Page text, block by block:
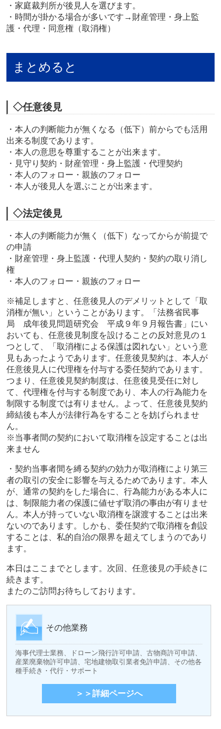
・家庭裁判所が後見人を選びます。
・時間が掛かる場合が多いです→財産管理・身上監
護・代理・同意権（取消権）
まとめると
◇任意後見
・本人の判断能力が無くなる（低下）前からでも活用
出来る制度であります。
・本人の意思を尊重することが出来ます。
・見守り契約・財産管理・身上監護・代理契約
・本人のフォロー・親族のフォロー
・本人が後見人を選ぶことが出来ます。
◇法定後見
・本人の判断能力が無く（低下）なってからが前提で
の申請
・財産管理・身上監護・代理人契約・契約の取り消し
権
・本人のフォロー・親族のフォロー
※補足しますと、任意後見人のデメリットとして「取
消権が無い」ということがあります。「法務省民事
局 成年後見問題研究会 平成９年９月報告書」にい
おいても、任意後見制度を設けることの反対意見の１
つとして、「取消権による保護は図れない」という意
見もあったようであります。任意後見契約は、本人が
任意後見人に代理権を付与する委任契約であります。
つまり、任意後見契約制度は、任意後見受任に対し
て、代理権を付与する制度であり、本人の行為能力を
制限する制度では有りません。よって、任意後見契約
締結後も本人が法律行為をすることを妨げられませ
ん。
※当事者間の契約において取消権を設定することは出
来ません
・契約当事者間を縛る契約の効力が取消権により第三
者の取引の安全に影響を与えるためであります。本人
が、通常の契約をした場合に、行為能力がある本人に
は、制限能力者の保護に値せず取消の事由が有りませ
ん。本人が持っていない取消権を譲渡することは出来
ないのであります。しかも、委任契約で取消権を創設
することは、私的自治の限界を超えてしまうのであり
ます。
本日はここまでとします。次回、任意後見の手続きに
続きます。
またのご訪問お待ちしております。
その他業務
海事代理士業務、ドローン飛行許可申請、古物商許可申請、
産業廃棄物許可申請、宅地建物取引業者免許申請、その他各
種手続き・代行・サポート
＞＞詳細ページへ